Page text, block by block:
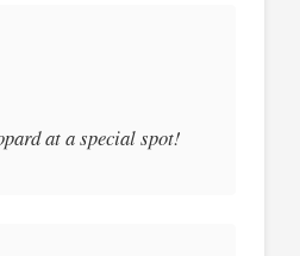
at a special spot!